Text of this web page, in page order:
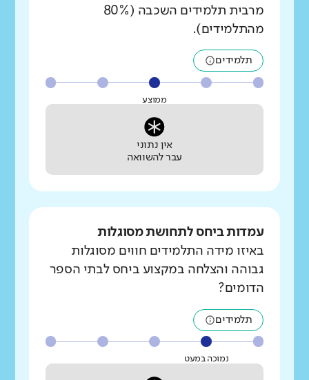
מרבית תלמידים השכבה (80%
מהתלמידים).
תלמידים
ממוצע
אין נתוני
עבר להשוואה
עמדות ביחס לתחושת מסוגלות
באיזו מידה התלמידים חווים מסוגלות
גבוהה והצלחה במקצוע ביחס לבתי הספר
הדומים?
תלמידים
נמוכה במעט